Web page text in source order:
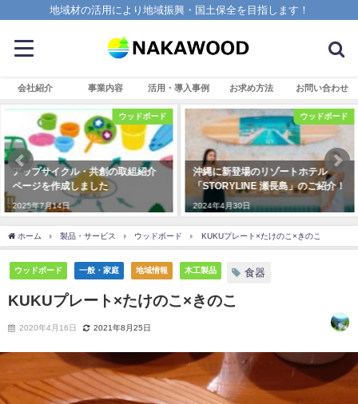
地域材の活用により地域振興・国土保全を目指します！
会社紹介 事業内容 活用・導入事例 お求め方法 お問い合わせ
ウッドボード
アップサイクル・共創の取組紹介
ページを作成しました
2025年7月14日
ウッドボード
沖縄に新登場のリゾートホテル
「STORYLINE 瀬長島」のご紹介！
2024年4月30日
ホーム 製品・サービス ウッドボード KUKUプレート×たけのこ×きのこ
ウッドボード 一般・家庭 地域情報 木工製品 食器
KUKUプレート×たけのこ×きのこ
2020年4月16日 2021年8月25日